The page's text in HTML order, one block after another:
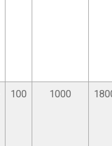
100 1000